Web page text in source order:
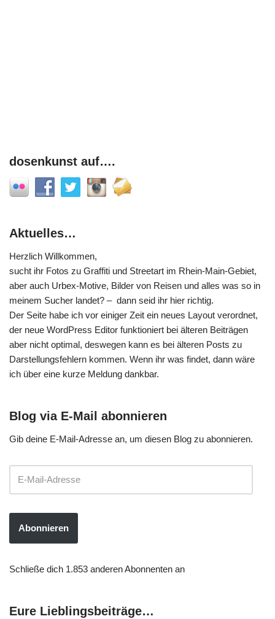
dosenkunst auf….
Aktuelles…
Herzlich Willkommen,
sucht ihr Fotos zu Graffiti und Streetart im Rhein-Main-Gebiet,
aber auch Urbex-Motive, Bilder von Reisen und alles was so in
meinem Sucher landet? – dann seid ihr hier richtig.
Der Seite habe ich vor einiger Zeit ein neues Layout verordnet,
der neue WordPress Editor funktioniert bei älteren Beiträgen
aber nicht optimal, deswegen kann es bei älteren Posts zu
Darstellungsfehlern kommen. Wenn ihr was findet, dann wäre
ich über eine kurze Meldung dankbar.
Blog via E-Mail abonnieren
Gib deine E-Mail-Adresse an, um diesen Blog zu abonnieren.
Abonnieren
Schließe dich 1.853 anderen Abonnenten an
Eure Lieblingsbeiträge…